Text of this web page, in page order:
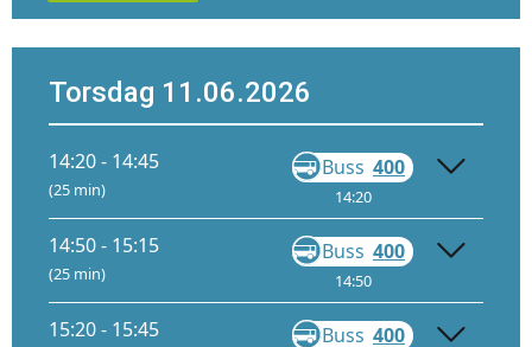
Torsdag 11.06.2026
14:20 - 14:45
(25 min)
Buss 400
14:20
14:50 - 15:15
(25 min)
Buss 400
14:50
15:20 - 15:45 Buss 400